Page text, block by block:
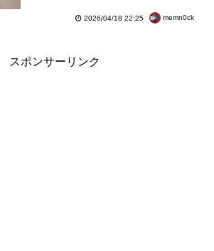
2026/04/18 22:25 memn0ck
スポンサーリンク